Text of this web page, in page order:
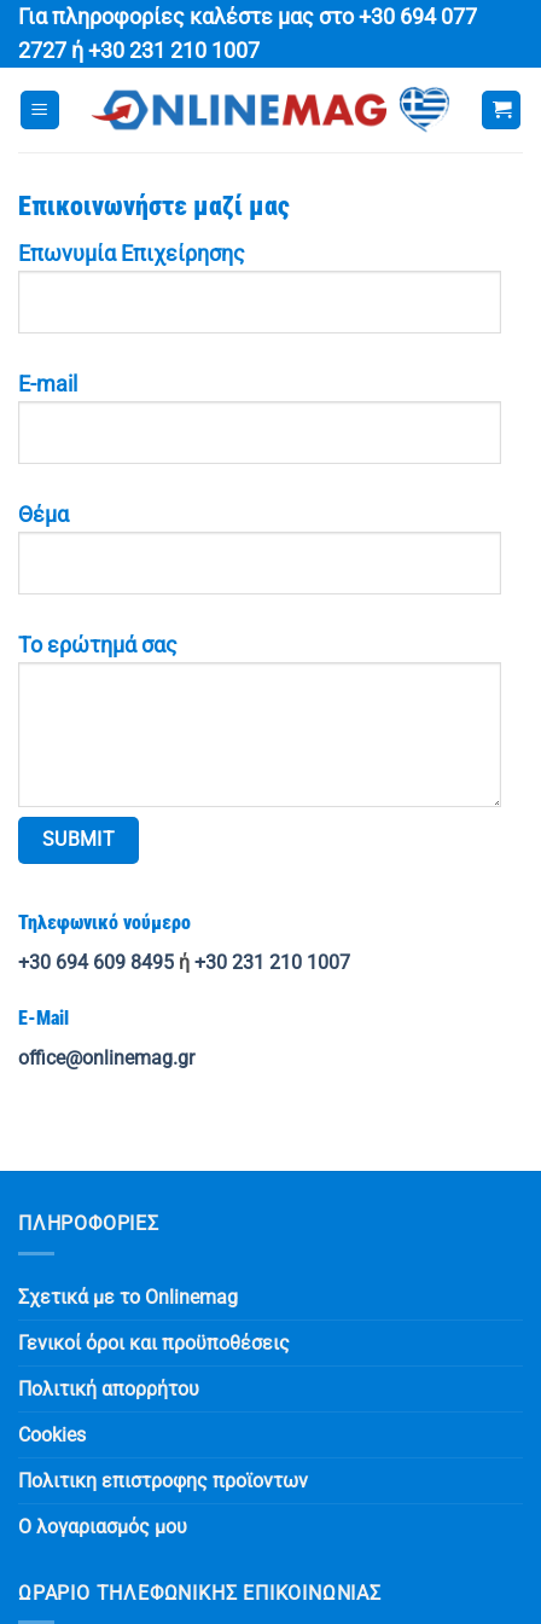
Μετάβαση
στο
περιεχόμενο
Για πληροφορίες καλέστε μας στο +30 694 077
2727 ή +30 231 210 1007
Επικοινωνήστε μαζί μας
Επωνυμία Επιχείρησης
E-mail
Θέμα
Το ερώτημά σας
Τηλεφωνικό νούμερο
+30 694 609 8495 ή +30 231 210 1007
E-Mail
office@onlinemag.gr
ΠΛΗΡΟΦΟΡΙΕΣ
Σχετικά με το Onlinemag
Γενικοί όροι και προϋποθέσεις
Πολιτική απορρήτου
Cookies
Πολιτικη επιστροφης προϊοντων
Ο λογαριασμός μου
ΩΡΆΡΙΟ ΤΗΛΕΦΩΝΙΚΉΣ ΕΠΙΚΟΙΝΩΝΊΑΣ